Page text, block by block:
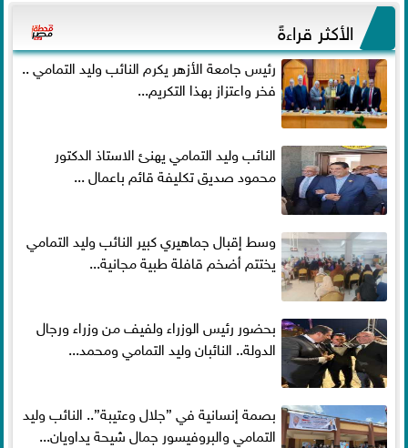
الأكثر قراءةً
رئيس جامعة الأزهر يكرم النائب وليد التمامي ..
فخر واعتزاز بهذا التكريم...
النائب وليد التمامي يهنئ الاستاذ الدكتور
محمود صديق تكليفة قائم باعمال ...
وسط إقبال جماهيري كبير النائب وليد التمامي
يختتم أضخم قافلة طبية مجانية...
بحضور رئيس الوزراء ولفيف من وزراء ورجال
الدولة.. النائبان وليد التمامي ومحمد...
بصمة إنسانية في ”جلال وعتيبة”.. النائب وليد
التمامي والبروفيسور جمال شيحة يداويان...